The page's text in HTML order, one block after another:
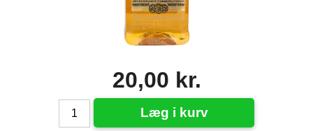
20,00 kr.
Læg i kurv